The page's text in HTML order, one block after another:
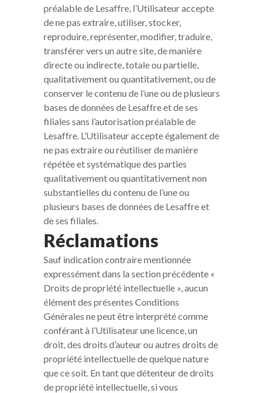
préalable de Lesaffre, l’Utilisateur accepte
de ne pas extraire, utiliser, stocker,
reproduire, représenter, modifier, traduire,
transférer vers un autre site, de manière
directe ou indirecte, totale ou partielle,
qualitativement ou quantitativement, ou de
conserver le contenu de l’une ou de plusieurs
bases de données de Lesaffre et de ses
filiales sans l’autorisation préalable de
Lesaffre. L’Utilisateur accepte également de
ne pas extraire ou réutiliser de manière
répétée et systématique des parties
qualitativement ou quantitativement non
substantielles du contenu de l’une ou
plusieurs bases de données de Lesaffre et
de ses filiales.
Réclamations
Sauf indication contraire mentionnée
expressément dans la section précédente «
Droits de propriété intellectuelle », aucun
élément des présentes Conditions
Générales ne peut être interprété comme
conférant à l’Utilisateur une licence, un
droit, des droits d’auteur ou autres droits de
propriété intellectuelle de quelque nature
que ce soit. En tant que détenteur de droits
de propriété intellectuelle, si vous